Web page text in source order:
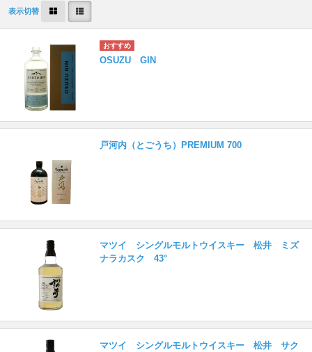
表示切替
OSUZU GIN
戸河内（とごうち）PREMIUM 700
マツイ シングルモルトウイスキー 松井 ミズ
ナラカスク 43°
マツイ シングルモルトウイスキー 松井 サク